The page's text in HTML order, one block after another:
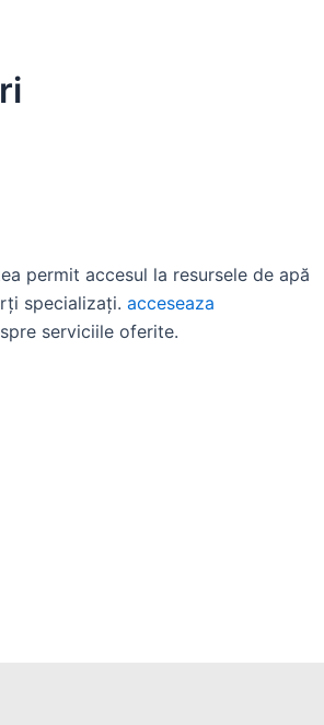
permit accesul la resursele de apă
specializați. acceseaza
serviciile oferite.